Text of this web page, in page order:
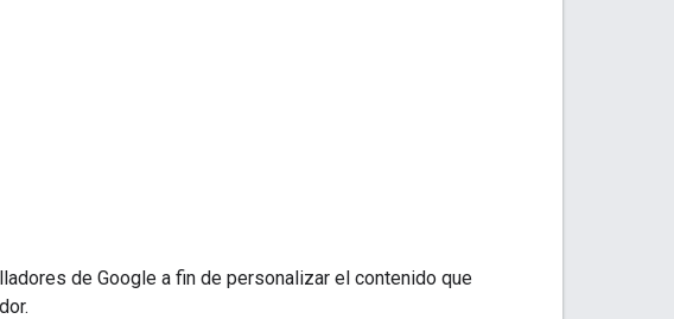
de Google a fin de personalizar el contenido que